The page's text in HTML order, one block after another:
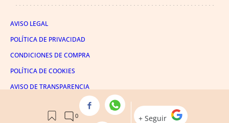
AVISO LEGAL
POLÍTICA DE PRIVACIDAD
CONDICIONES DE COMPRA
POLÍTICA DE COOKIES
AVISO DE TRANSPARENCIA
ADMINISTRACIÓN UTIQ